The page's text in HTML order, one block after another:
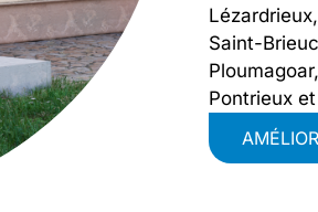
Saint-
Pontrieux